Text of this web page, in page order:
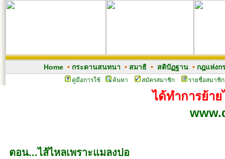
Home •กระดานสนทนา • สมาธิ • สติปัฏฐาน •กฎแห่งก
คู่มือการใช้ ค้นหา สมัครสมาชิก รายชื่อสมาชิก
ได้ทำการย้า
ตอน...ไส้ไหลเพราะแมลงปอ